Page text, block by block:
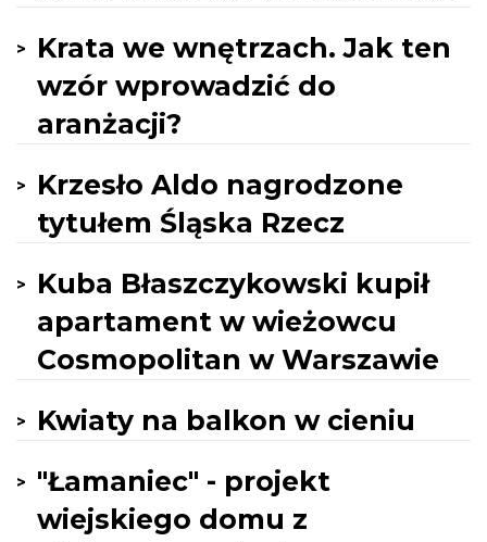
Krata we wnętrzach. Jak ten
wzór wprowadzić do
aranżacji?
Krzesło Aldo nagrodzone
tytułem Śląska Rzecz
Kuba Błaszczykowski kupił
apartament w wieżowcu
Cosmopolitan w Warszawie
Kwiaty na balkon w cieniu
"Łamaniec" - projekt
wiejskiego domu z